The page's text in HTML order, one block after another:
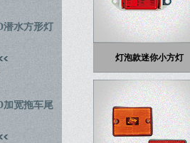
潜水方形灯
加宽拖车尾
灯泡款迷你小方灯